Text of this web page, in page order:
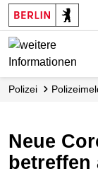
Polizei
Neue Corona-Schutzregeln